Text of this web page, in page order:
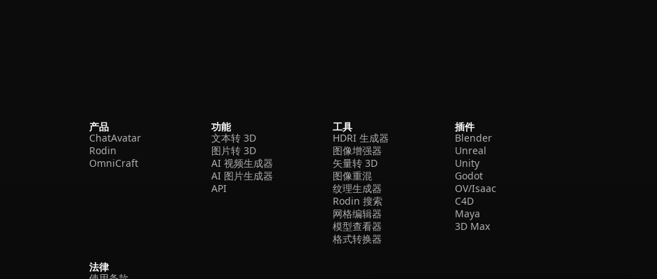
产品
ChatAvatar
Rodin
OmniCraft
功能
文本转 3D
图片转 3D
AI 视频生成器
AI 图片生成器
API
工具
HDRI 生成器
图像增强器
矢量转 3D
图像重混
纹理生成器
Rodin 搜索
网格编辑器
模型查看器
格式转换器
插件
Blender
Unreal
Unity
Godot
OV/Isaac
C4D
Maya
3D Max
法律